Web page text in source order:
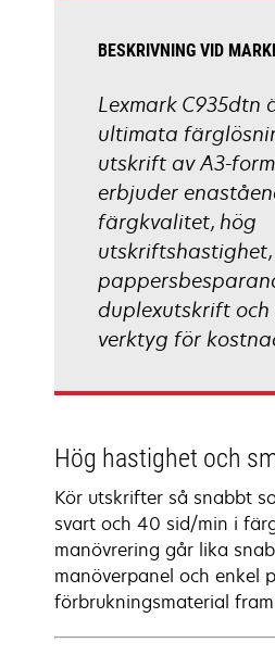
BESKRIVNING VID
Lexmark C935dtn
ultimata
utskrift av A3-
erbjuder
färgkvalitet, hög
utskriftshastighet,
duplexutskrift
verktyg för
Hög hastighet och
Kör utskrifter så snabbt
svart och 40 sid/min i
manövrering går lika
manöverpanel och enkel
förbrukningsmaterial